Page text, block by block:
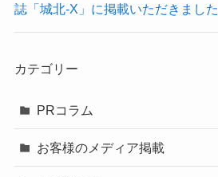
誌「城北-X」に掲載いただきました
カテゴリー
PRコラム
お客様のメディア掲載